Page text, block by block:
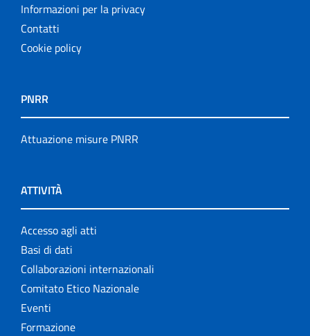
Informazioni per la privacy
Contatti
Cookie policy
PNRR
Attuazione misure PNRR
ATTIVITÀ
Accesso agli atti
Basi di dati
Collaborazioni internazionali
Comitato Etico Nazionale
Eventi
Formazione